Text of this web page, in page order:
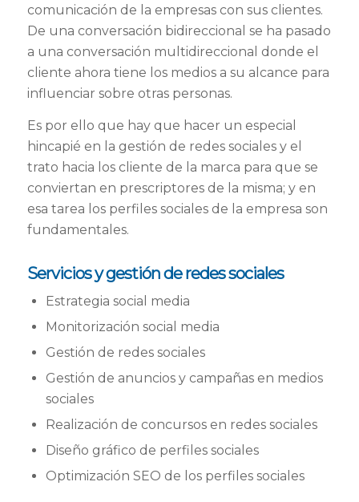
comunicación de la empresas con sus clientes.
De una conversación bidireccional se ha pasado
a una conversación multidireccional donde el
cliente ahora tiene los medios a su alcance para
influenciar sobre otras personas.
Es por ello que hay que hacer un especial
hincapié en la gestión de redes sociales y el
trato hacia los cliente de la marca para que se
conviertan en prescriptores de la misma; y en
esa tarea los perfiles sociales de la empresa son
fundamentales.
Servicios y gestión de redes sociales
Estrategia social media
Monitorización social media
Gestión de redes sociales
Gestión de anuncios y campañas en medios
sociales
Realización de concursos en redes sociales
Diseño gráfico de perfiles sociales
Optimización SEO de los perfiles sociales